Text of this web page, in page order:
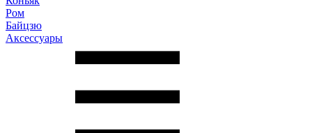
Ром
Байцзю
Аксессуары